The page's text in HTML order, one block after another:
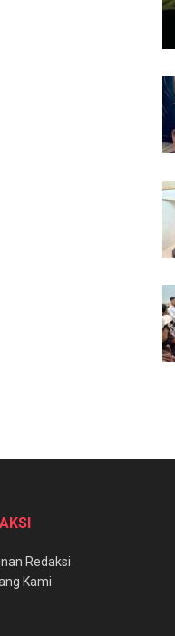
Redaksi
Kami